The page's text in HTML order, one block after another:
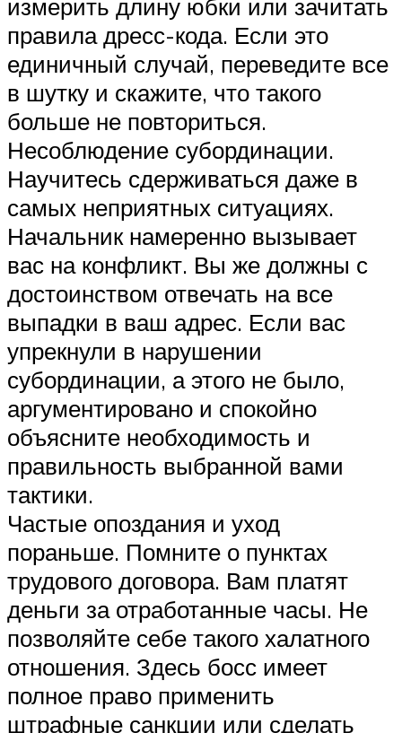
измерить длину юбки или зачитать
правила дресс-кода. Если это
единичный случай, переведите все
в шутку и скажите, что такого
больше не повториться.
Несоблюдение субординации.
Научитесь сдерживаться даже в
самых неприятных ситуациях.
Начальник намеренно вызывает
вас на конфликт. Вы же должны с
достоинством отвечать на все
выпадки в ваш адрес. Если вас
упрекнули в нарушении
субординации, а этого не было,
аргументировано и спокойно
объясните необходимость и
правильность выбранной вами
тактики.
Частые опоздания и уход
пораньше. Помните о пунктах
трудового договора. Вам платят
деньги за отработанные часы. Не
позволяйте себе такого халатного
отношения. Здесь босс имеет
полное право применить
штрафные санкции или сделать